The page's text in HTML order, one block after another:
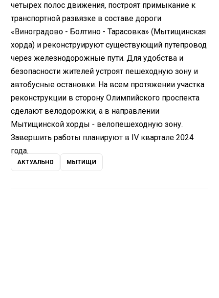
четырех полос движения, построят примыкание к
транспортной развязке в составе дороги
«Виноградово - Болтино - Тарасовка» (Мытищинская
хорда) и реконструируют существующий путепровод
через железнодорожные пути. Для удобства и
безопасности жителей устроят пешеходную зону и
автобусные остановки. На всем протяжении участка
реконструкции в сторону Олимпийского проспекта
сделают велодорожки, а в направлении
Мытищинской хорды - велопешеходную зону.
Завершить работы планируют в IV квартале 2024
года.
АКТУАЛЬНО МЫТИЩИ